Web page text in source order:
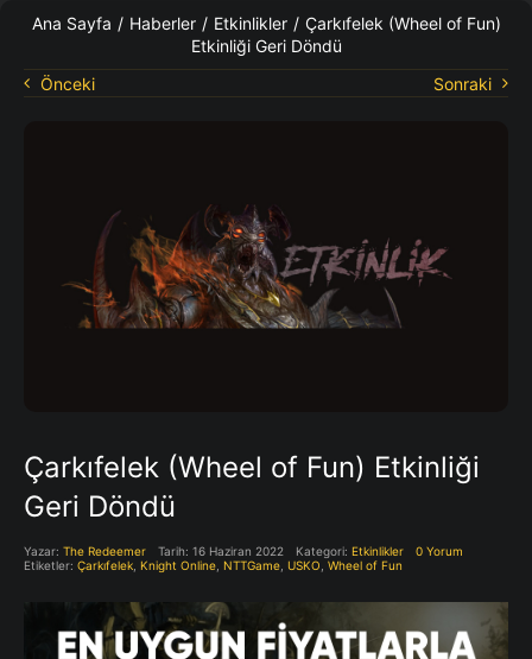
KO Rehberleri
Ana Sayfa / Haberler / Etkinlikler / Çarkıfelek (Wheel of Fun)
Etkinliği Geri Döndü
Önceki
Sonraki
Çarkıfelek (Wheel of Fun) Etkinliği
Geri Döndü
Yazar: The Redeemer Tarih: 16 Haziran 2022 Kategori: Etkinlikler
0 Yorum
Etiketler: Çarkıfelek Knight Online NTTGame USKO Wheel of Fun